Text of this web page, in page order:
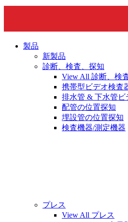
製品
新製品
診断、検査、探知
View All 診断、検
携帯型ビデオ検査
排水管 & 下水管ビ
配管の位置探知
埋設管の位置探知
検査機器/測定機器
プレス
View All プレス